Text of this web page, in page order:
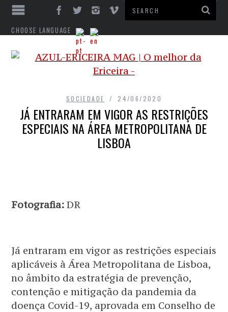
CHOOSE LANGUAGE
SOCIEDADE 24/06/2020
JÁ ENTRARAM EM VIGOR AS RESTRIÇÕES
ESPECIAIS NA ÁREA METROPOLITANA DE
LISBOA
Fotografia: DR
Já entraram em vigor as restrições especiais
aplicáveis à Área Metropolitana de Lisboa,
no âmbito da estratégia de prevenção,
contenção e mitigação da pandemia da
doença Covid-19, aprovada em Conselho de